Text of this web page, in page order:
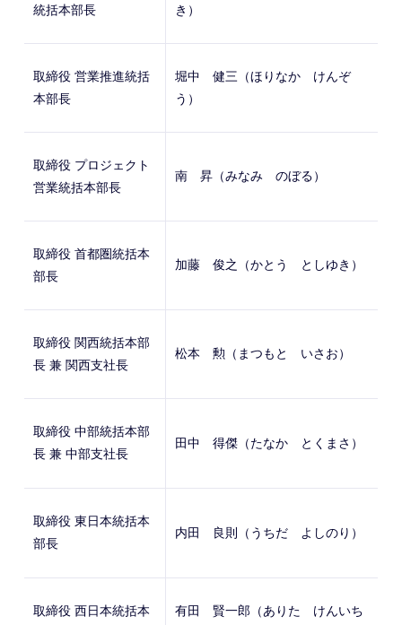
統括本部長
き）
取締役 営業推進統括
本部長
堀中 健三（ほりなか けんぞ
う）
取締役 プロジェクト
営業統括本部長
南 昇（みなみ のぼる）
取締役 首都圏統括本
部長
加藤 俊之（かとう としゆき）
取締役 関西統括本部
長 兼 関西支社長
松本 勲（まつもと いさお）
取締役 中部統括本部
長 兼 中部支社長
田中 得傑（たなか とくまさ）
取締役 東日本統括本
部長
内田 良則（うちだ よしのり）
取締役 西日本統括本
有田 賢一郎（ありた けんいち